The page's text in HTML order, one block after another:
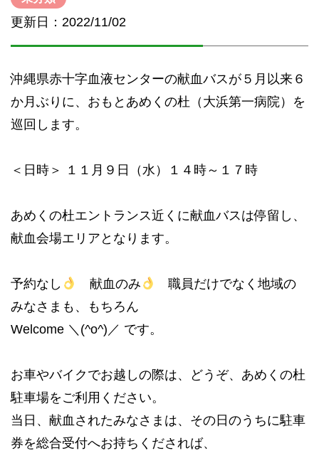
更新日：2022/11/02
沖縄県赤十字血液センターの献血バスが５月以来６
か月ぶりに、おもとあめくの杜（大浜第一病院）を
巡回します。
＜日時＞ １１月９日（水）１４時～１７時
あめくの杜エントランス近くに献血バスは停留し、
献血会場エリアとなります。
予約なし 献血のみ
職員だけでなく地域の
みなさまも、もちろん
Welcome ＼(^o^)／ です。
お車やバイクでお越しの際は、どうぞ、あめくの杜
駐車場をご利用ください。
当日、献血されたみなさまは、その日のうちに駐車
券を総合受付へお持ちくだされば、